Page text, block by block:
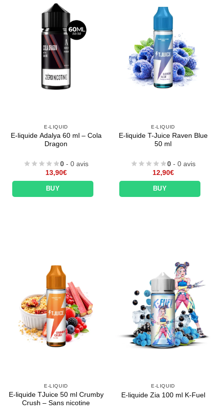
E-LIQUID
E-liquide Adalya 60 ml – Cola
Dragon
0 - 0 avis
13,90€
BUY
E-LIQUID
E-liquide T-Juice Raven Blue
50 ml
0 - 0 avis
12,90€
BUY
E-LIQUID
E-liquide TJuice 50 ml Crumby
Crush – Sans nicotine
E-LIQUID
E-liquide Zia 100 ml K-Fuel